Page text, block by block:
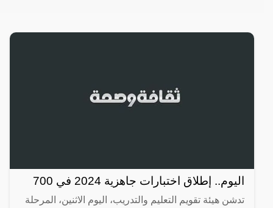
اليوم.. إطلاق اختبارات جاهزية 2024 في 700
تدشن هيئة تقويم التعليم والتدريب، اليوم الاثنين، المرحلة